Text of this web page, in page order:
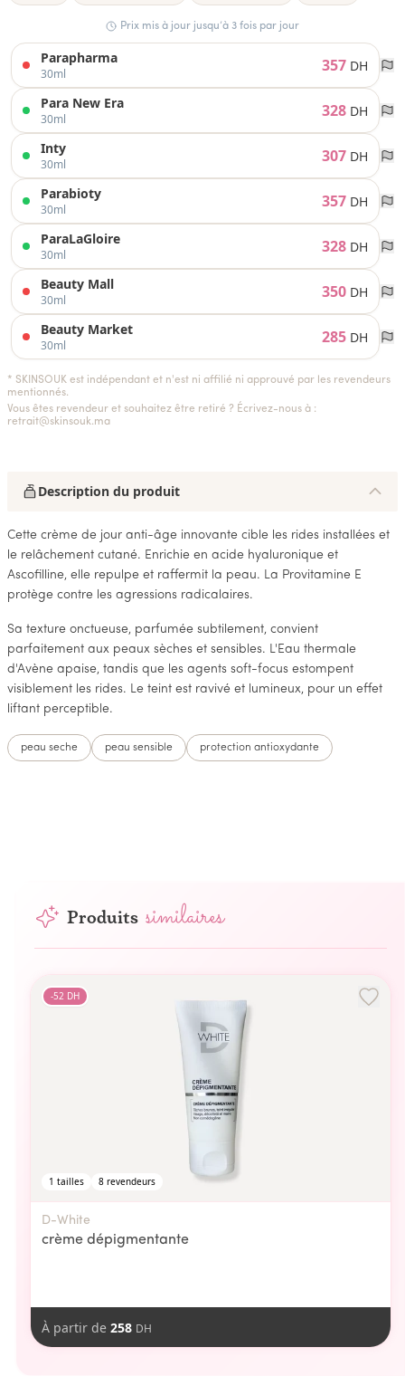
Prix mis à jour jusqu’à 3 fois par jour
Parapharma
30ml 357 DH
Para New Era
30ml 328 DH
Inty
30ml 307 DH
Parabioty
30ml 357 DH
ParaLaGloire
30ml 328 DH
Beauty Mall
30ml 350 DH
Beauty Market
30ml 285 DH
* SKINSOUK est indépendant et n'est ni affilié ni approuvé par les revendeurs
mentionnés.
Vous êtes revendeur et souhaitez être retiré ? Écrivez-nous à :
retrait@skinsouk.ma
Description du produit
Cette crème de jour anti-âge innovante cible les rides installées et
le relâchement cutané. Enrichie en acide hyaluronique et
Ascofilline, elle repulpe et raffermit la peau. La Provitamine E
protège contre les agressions radicalaires.
Sa texture onctueuse, parfumée subtilement, convient
parfaitement aux peaux sèches et sensibles. L'Eau thermale
d'Avène apaise, tandis que les agents soft-focus estompent
visiblement les rides. Le teint est ravivé et lumineux, pour un effet
liftant perceptible.
peau seche peau sensible protection antioxydante
Produits similaires
-52 DH
1 tailles 8revendeurs
D-White
crème dépigmentante
À partir de 258 DH